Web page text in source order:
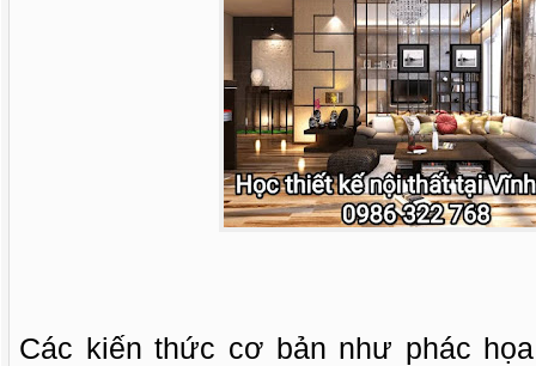
Các kiến thức cơ bản như phác